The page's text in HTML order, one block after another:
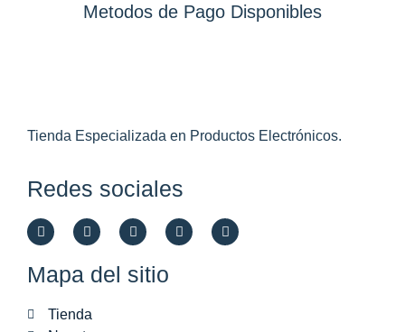
Metodos de Pago Disponibles
Tienda Especializada en Productos Electrónicos.
Redes sociales
Mapa del sitio
Tienda